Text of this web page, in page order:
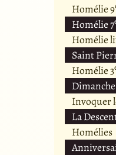
Homélie 9
Homélie 7
Homélie
Saint
Homélie 3
Invoquer
La
Homélies